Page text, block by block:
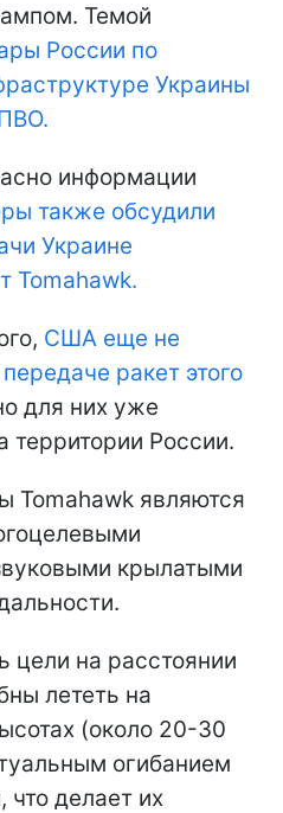
Темой
России по
Украины
информации
также обсудили
Украине
Tomahawk.
США еще не
ракет этого
для них уже
территории России.
Tomahawk являются
крылатыми
цели на расстоянии
лететь на
(около 20-30
огибанием
что делает их